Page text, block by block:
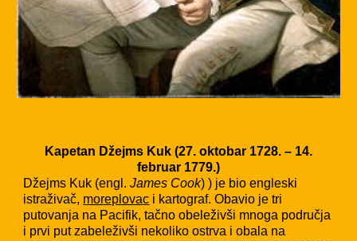
Kapetan Džejms Kuk (27. oktobar 1728. – 14.
februar 1779.)
Džejms Kuk (engl.James Cook) ) je bio engleski
istraživač, moreplovac i kartograf. Obavio je tri
putovanja na Pacifik, tačno obeleživši mnoga područja
i prvi put zabeleživši nekoliko ostrva i obala na